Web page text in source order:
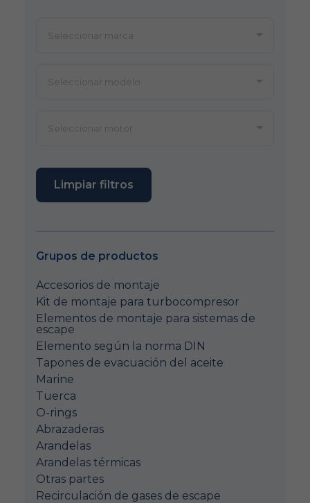
Limpiar filtros
Grupos de productos
Accesorios de montaje
Kit de montaje para turbocompresor
Elementos de montaje para sistemas de
escape
Elemento según la norma DIN
Tapones de evacuación del aceite
Marine
Tuerca
O-rings
Abrazaderas
Arandelas
Arandelas térmicas
Otras partes
Recirculación de gases de escape